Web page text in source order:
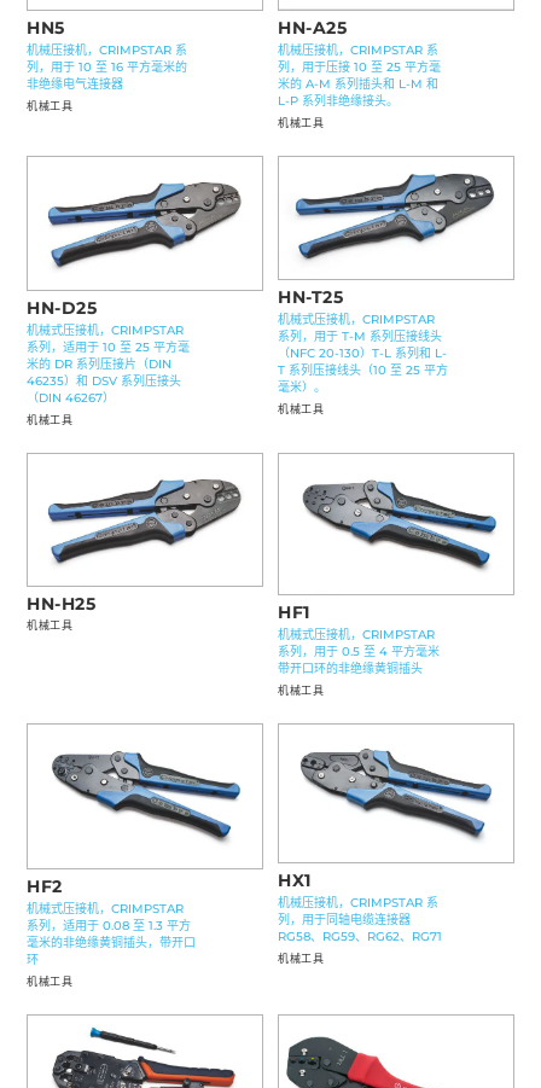
HN5
机械压接机，CRIMPSTAR 系
列，用于 10 至 16 平方毫米的
非绝缘电气连接器
机械工具
HN-A25
机械压接机，CRIMPSTAR 系
列，用于压接 10 至 25 平方毫
米的 A-M 系列插头和 L-M 和
L-P 系列非绝缘接头。
机械工具
HN-D25
机械式压接机，CRIMPSTAR
系列，适用于 10 至 25 平方毫
米的 DR 系列压接片（DIN
46235）和 DSV 系列压接头
（DIN 46267）
机械工具
HN-T25
机械式压接机，CRIMPSTAR
系列，用于 T-M 系列压接线头
（NFC 20-130）T-L 系列和 L-
T 系列压接线头（10 至 25 平方
毫米）。
机械工具
HN-H25
机械工具
HF1
机械式压接机，CRIMPSTAR
系列，用于 0.5 至 4 平方毫米
带开口环的非绝缘黄铜插头
机械工具
HF2
机械式压接机，CRIMPSTAR
系列，适用于 0.08 至 1.3 平方
毫米的非绝缘黄铜插头，带开口
环
机械工具
HX1
机械压接机，CRIMPSTAR 系
列，用于同轴电缆连接器
RG58、RG59、RG62、RG71
机械工具